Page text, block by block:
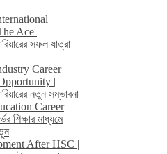
Ace |
সফল যাত্রা
Career
|
নতুন সম্ভাবনা
Career
শিক্ষার মাধ্যমে
After HSC |